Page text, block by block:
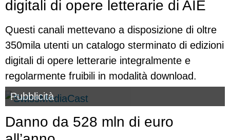
digitali di opere letterarie di AIE
Questi canali mettevano a disposizione di oltre
350mila utenti un catalogo sterminato di edizioni
digitali di opere letterarie integralmente e
regolarmente fruibili in modalità download.
Pubblicità
Danno da 528 mln di euro